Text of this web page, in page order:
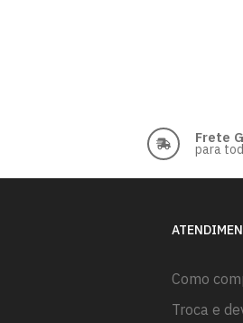
Frete
para
Como
Troca e